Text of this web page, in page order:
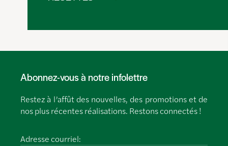
Abonnez-vous à notre infolettre
Restez à l’affût des nouvelles, des promotions et de
nos plus récentes réalisations. Restons connectés !
Adresse courriel: